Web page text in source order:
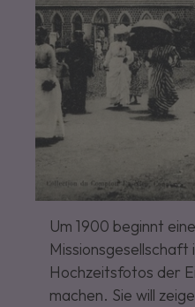
Um 1900 beginnt
Missionsgesellschaft
Hochzeitsfotos der
machen. Sie will